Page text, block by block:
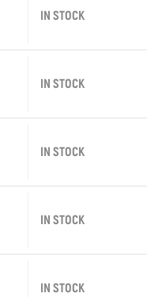
IN STOCK
IN STOCK
IN STOCK
IN STOCK
IN STOCK